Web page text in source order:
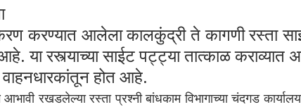
करण्यात आलेला कालकुंद्री ते कागणी रस्ता
या रस्त्याच्या साईट पट्ट्या तात्काळ कराव्यात
वाहनधारकांतून होत आहे.
रखडलेल्या रस्ता प्रश्नी बांधकाम विभागाच्या चंदगड